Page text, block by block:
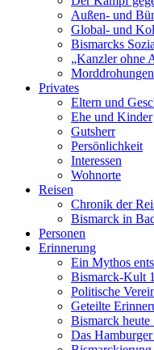
Außen- und
Global- und
Bismarcks
„Kanzler ohne
Privates
Eltern und
Ehe und Kinder
Gutsherr
Persönlichkeit
Interessen
Wohnorte
Reisen
Chronik der
Bismarck in
Personen
Erinnerung
Ein Mythos
Bismarck-Kult
Politische
Geteilte
Bismarck heute
Das